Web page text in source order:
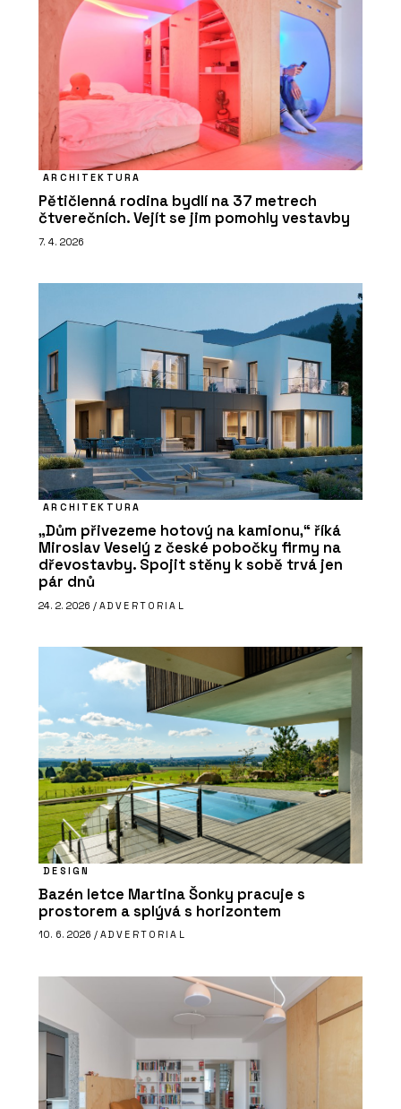
ARCHITEKTURA
Pětičlenná rodina bydlí na 37 metrech
čtverečních. Vejít se jim pomohly vestavby
7. 4. 2026
ARCHITEKTURA
„Dům přivezeme hotový na kamionu,“ říká
Miroslav Veselý z české pobočky firmy na
dřevostavby. Spojit stěny k sobě trvá jen
pár dnů
24. 2. 2026 / ADVERTORIAL
DESIGN
Bazén letce Martina Šonky pracuje s
prostorem a splývá s horizontem
10. 6. 2026 / ADVERTORIAL